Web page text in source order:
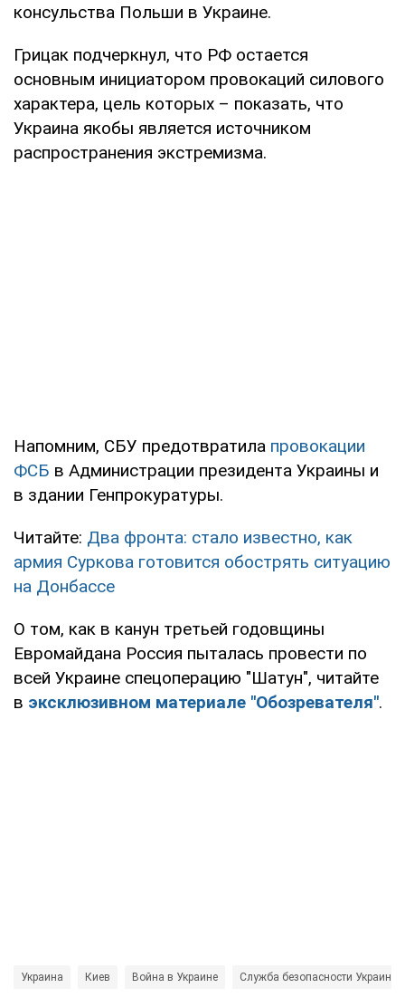
консульства Польши в Украине.
Грицак подчеркнул, что РФ остается
основным инициатором провокаций силового
характера, цель которых – показать, что
Украина якобы является источником
распространения экстремизма.
Напомним, СБУ предотвратила провокации
ФСБ в Администрации президента Украины и
в здании Генпрокуратуры.
Читайте: Два фронта: стало известно, как
армия Суркова готовится обострять ситуацию
на Донбассе
О том, как в канун третьей годовщины
Евромайдана Россия пыталась провести по
всей Украине спецоперацию "Шатун", читайте
в эксклюзивном материале "Обозревателя".
Украина Киев Война в Украине Служба безопасности Украины